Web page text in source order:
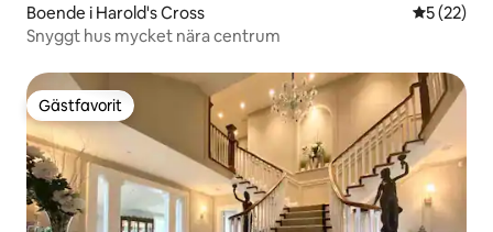
Boende i Harold's Cross 5 av 5 i
5 (22)
Snyggt hus mycket nära centrum
Gästfavorit
Gästfavorit